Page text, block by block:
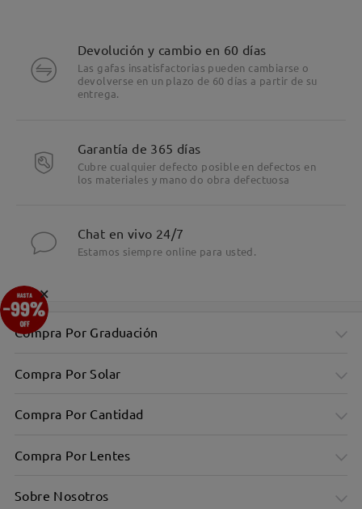
Devolución y cambio en 60 días
Las gafas insatisfactorias pueden cambiarse o
devolverse en un plazo de 60 días a partir de su
entrega.
Garantía de 365 días
Cubre cualquier defecto posible en defectos en
los materiales y mano do obra defectuosa
Chat en vivo 24/7
Estamos siempre online para usted.
Compra Por Graduación
Compra Por Solar
Compra Por Cantidad
Compra Por Lentes
Sobre Nosotros
×